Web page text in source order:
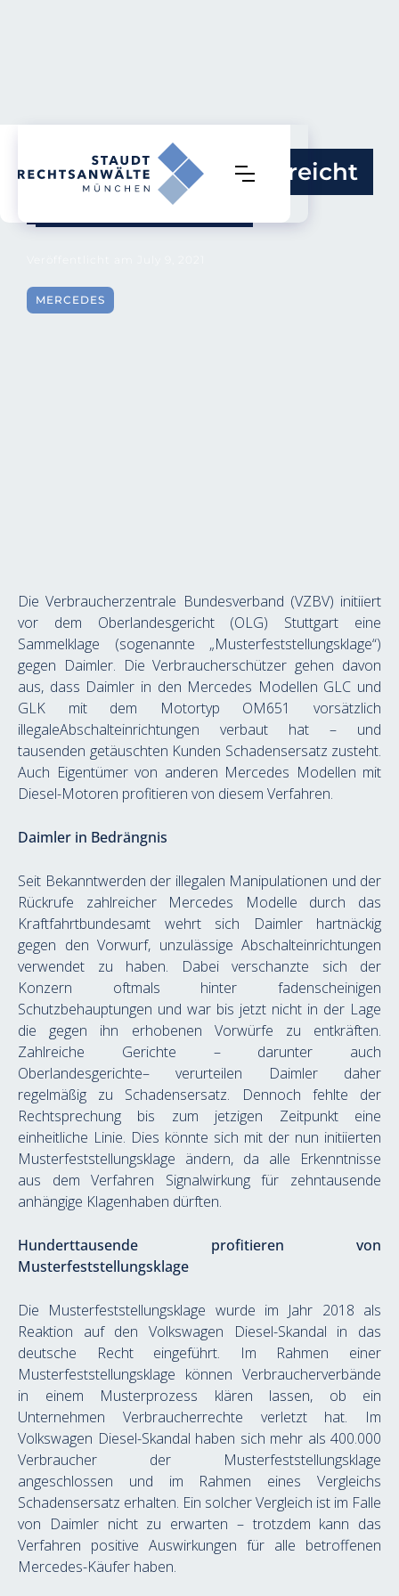
Verbraucherzentrale reicht
Sammelklage ein
MERCEDES
Die Verbraucherzentrale Bundesverband (VZBV) initiiert
vor dem Oberlandesgericht (OLG) Stuttgart eine
Sammelklage (sogenannte „Musterfeststellungsklage“)
gegen Daimler. Die Verbraucherschützer gehen davon
aus, dass Daimler in den Mercedes Modellen GLC und
GLK mit dem Motortyp OM651 vorsätzlich
illegaleAbschalteinrichtungen verbaut hat – und
tausenden getäuschten Kunden Schadensersatz zusteht.
Auch Eigentümer von anderen Mercedes Modellen mit
Diesel-Motoren profitieren von diesem Verfahren.
Daimler in Bedrängnis
Seit Bekanntwerden der illegalen Manipulationen und der
Rückrufe zahlreicher Mercedes Modelle durch das
Kraftfahrtbundesamt wehrt sich Daimler hartnäckig
gegen den Vorwurf, unzulässige Abschalteinrichtungen
verwendet zu haben. Dabei verschanzte sich der
Konzern oftmals hinter fadenscheinigen
Schutzbehauptungen und war bis jetzt nicht in der Lage
die gegen ihn erhobenen Vorwürfe zu entkräften.
Zahlreiche Gerichte – darunter auch
Oberlandesgerichte– verurteilen Daimler daher
regelmäßig zu Schadensersatz. Dennoch fehlte der
Rechtsprechung bis zum jetzigen Zeitpunkt eine
einheitliche Linie. Dies könnte sich mit der nun initiierten
Musterfeststellungsklage ändern, da alle Erkenntnisse
aus dem Verfahren Signalwirkung für zehntausende
anhängige Klagenhaben dürften.
Hunderttausende profitieren von
Musterfeststellungsklage
Die Musterfeststellungsklage wurde im Jahr 2018 als
Reaktion auf den Volkswagen Diesel-Skandal in das
deutsche Recht eingeführt. Im Rahmen einer
Musterfeststellungsklage können Verbraucherverbände
in einem Musterprozess klären lassen, ob ein
Unternehmen Verbraucherrechte verletzt hat. Im
Volkswagen Diesel-Skandal haben sich mehr als 400.000
Verbraucher der Musterfeststellungsklage
angeschlossen und im Rahmen eines Vergleichs
Schadensersatz erhalten. Ein solcher Vergleich ist im Falle
von Daimler nicht zu erwarten – trotzdem kann das
Verfahren positive Auswirkungen für alle betroffenen
Mercedes-Käufer haben.